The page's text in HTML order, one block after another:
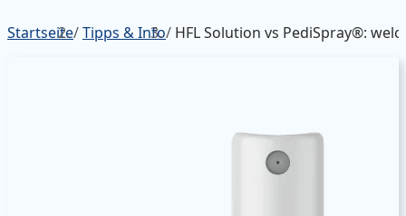
Startseite/Tipps & Info/ HFL Solution vs PediSpray®: